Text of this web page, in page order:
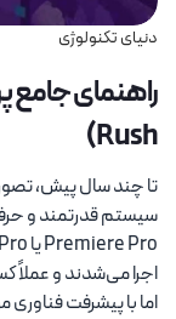
دنیای تکنولوژی
Rush)
تا چند سال پیش،
اجرا می‌شدند و عملاً
اما با پیشرفت